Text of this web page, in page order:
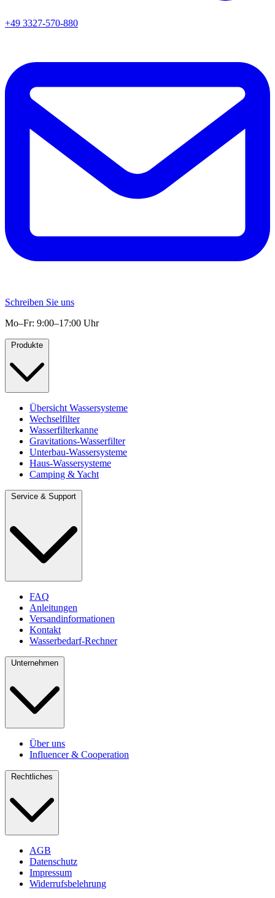
+49 3327-570-880
Schreiben Sie uns
Mo–Fr: 9:00–17:00 Uhr
Produkte
Übersicht Wassersysteme
Wechselfilter
Wasserfilterkanne
Gravitations-Wasserfilter
Unterbau-Wassersysteme
Haus-Wassersysteme
Camping & Yacht
Service & Support
FAQ
Anleitungen
Versandinformationen
Kontakt
Wasserbedarf-Rechner
Unternehmen
Über uns
Influencer & Cooperation
Rechtliches
AGB
Datenschutz
Impressum
Widerrufsbelehrung